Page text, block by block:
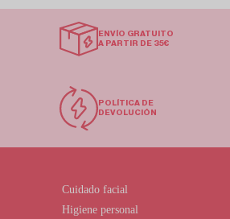
ENVÍO GRATUITO
A PARTIR DE 35€
POLÍTICA DE
DEVOLUCIÓN
Cuidado facial
Higiene personal